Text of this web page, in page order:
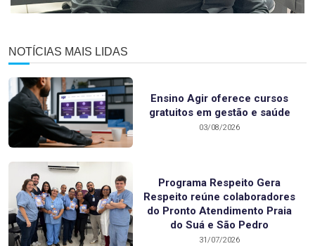
NOTÍCIAS MAIS LIDAS
Ensino Agir oferece cursos
gratuitos em gestão e saúde
03/08/2026
Programa Respeito Gera
Respeito reúne colaboradores
do Pronto Atendimento Praia
do Suá e São Pedro
31/07/2026